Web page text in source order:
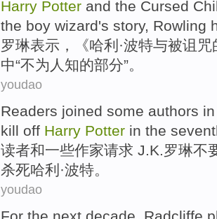
Harry Potter and the Cursed
the boy wizard's story, Rowling
罗琳表示，《哈利 ·波特与被诅咒
中“不为人知的部分”。
youdao
Readers joined some authors in
kill off Harry Potter in the
读者和一些作家请求 J.K.罗琳不
杀死哈利 ·波特。
youdao
For the next decade, Radcliffe